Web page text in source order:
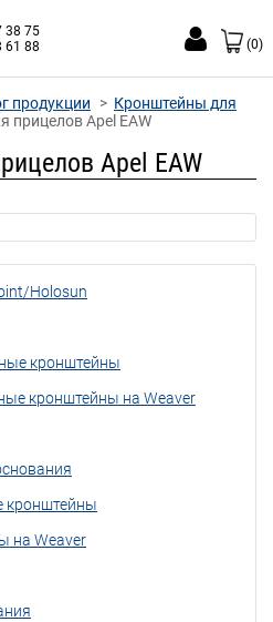
38 75
61 88
(0)
продукции
Кронштейны для
прицелов Apel EAW
Apel EAW
Holosun
кронштейны
кронштейны на Weaver
кронштейны
на Weaver